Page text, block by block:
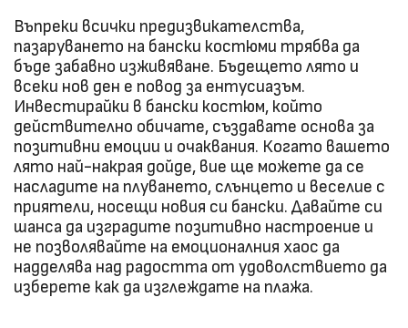
Въпреки всички предизвикателства,
пазаруването на бански костюми трябва да
бъде забавно изживяване. Бъдещето лято и
всеки нов ден е повод за ентусиазъм.
Инвестирайки в бански костюм, който
действително обичате, създавате основа за
позитивни емоции и очаквания. Когато вашето
лято най-накрая дойде, вие ще можете да се
насладите на плуването, слънцето и веселие с
приятели, носещи новия си бански. Давайте си
шанса да изградите позитивно настроение и
не позволявайте на емоционалния хаос да
надделява над радостта от удоволствието да
изберете как да изглеждате на плажа.